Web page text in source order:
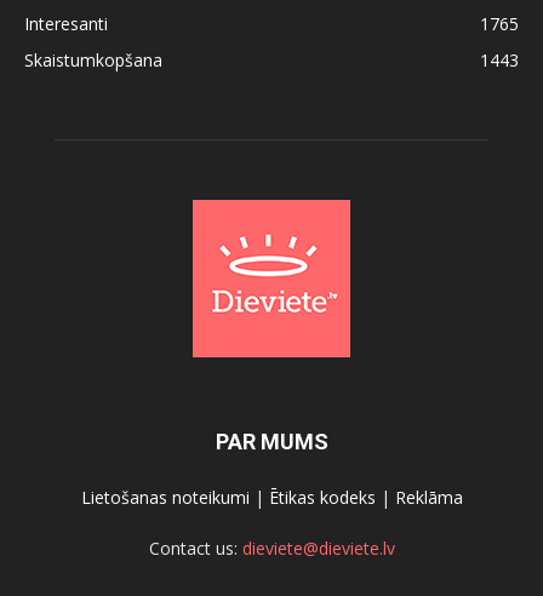
Interesanti
1765
Skaistumkopšana
1443
PAR MUMS
Lietošanas noteikumi | Ētikas kodeks | Reklāma
Contact us: dieviete@dieviete.lv